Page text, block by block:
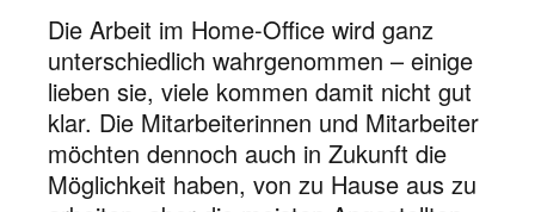
Die Arbeit im Home-Office wird ganz
unterschiedlich wahrgenommen – einige
lieben sie, viele kommen damit nicht gut
klar. Die Mitarbeiterinnen und Mitarbeiter
möchten dennoch auch in Zukunft die
Möglichkeit haben, von zu Hause aus zu